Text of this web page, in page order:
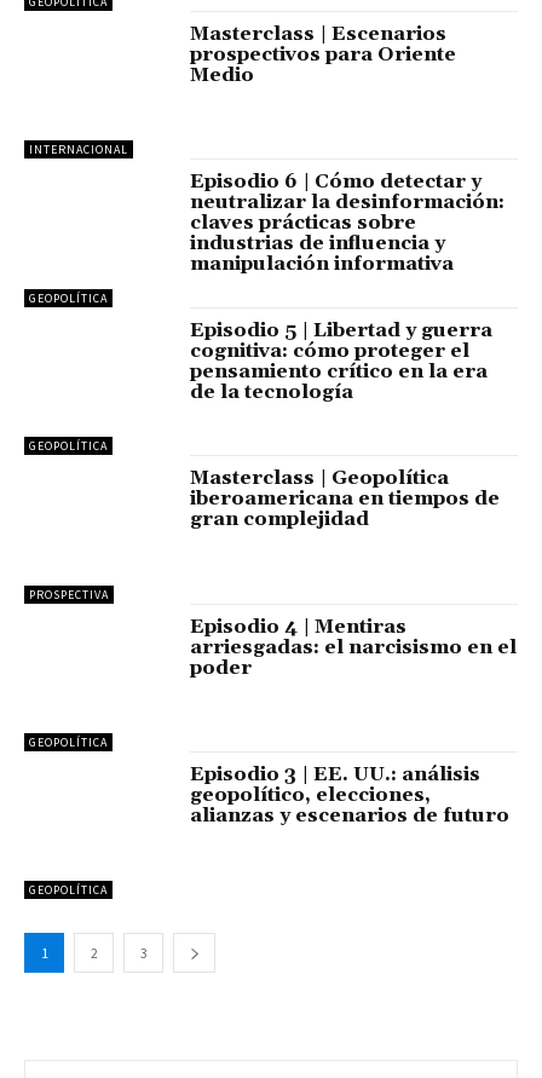
INTERNACIONAL
Masterclass | Escenarios
prospectivos para Oriente
Medio
GEOPOLÍTICA
Episodio 6 | Cómo detectar y
neutralizar la desinformación:
claves prácticas sobre
industrias de influencia y
manipulación informativa
GEOPOLÍTICA
Episodio 5 | Libertad y guerra
cognitiva: cómo proteger el
pensamiento crítico en la era
de la tecnología
PROSPECTIVA
Masterclass | Geopolítica
iberoamericana en tiempos de
gran complejidad
GEOPOLÍTICA
Episodio 4 | Mentiras
arriesgadas: el narcisismo en el
poder
GEOPOLÍTICA
Episodio 3 | EE. UU.: análisis
geopolítico, elecciones,
alianzas y escenarios de futuro
1 2 3